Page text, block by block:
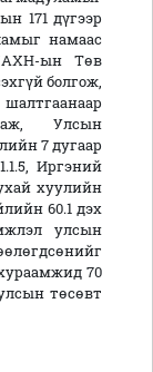
171 дүгээр
намаас
ын Төв
болгож,
Улсын
7 дугаар
Иргэний
хуулийн
60.1 дэх
улсын
70
төсөвт